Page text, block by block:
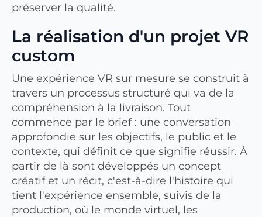
préserver la qualité.
La réalisation d'un projet VR
custom
Une expérience VR sur mesure se construit à
travers un processus structuré qui va de la
compréhension à la livraison. Tout
commence par le brief : une conversation
approfondie sur les objectifs, le public et le
contexte, qui définit ce que signifie réussir. À
partir de là sont développés un concept
créatif et un récit, c'est-à-dire l'histoire qui
tient l'expérience ensemble, suivis de la
production, où le monde virtuel, les